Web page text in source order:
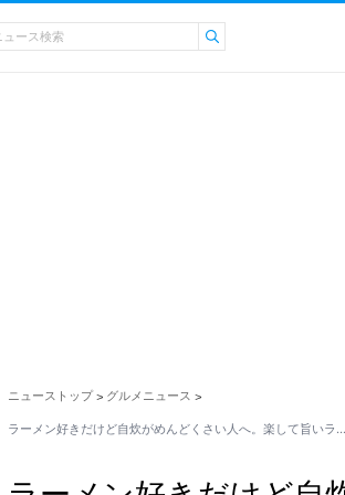
ニューストップ > グルメニュース >
ラーメン好きだけど自炊がめんどくさい人へ。楽して旨いラ …